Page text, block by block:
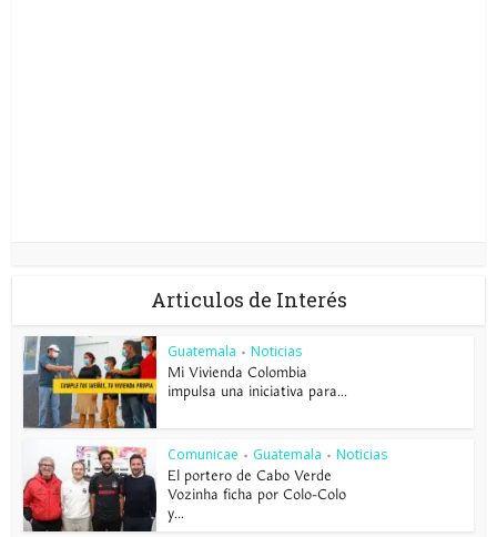
Articulos de Interés
Guatemala • Noticias
Mi Vivienda Colombia
impulsa una iniciativa para...
Comunicae • Guatemala • Noticias
El portero de Cabo Verde
Vozinha ficha por Colo-Colo
y...